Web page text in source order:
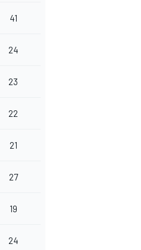
41
24
23
22
21
27
19
24